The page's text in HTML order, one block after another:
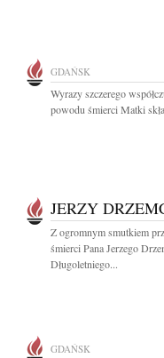
GDAŃSK
Wyrazy szczerego
powodu śmierci Matki
JERZY
Z ogromnym smutkiem
śmierci Pana Jerzego
Długoletniego...
GDAŃSK